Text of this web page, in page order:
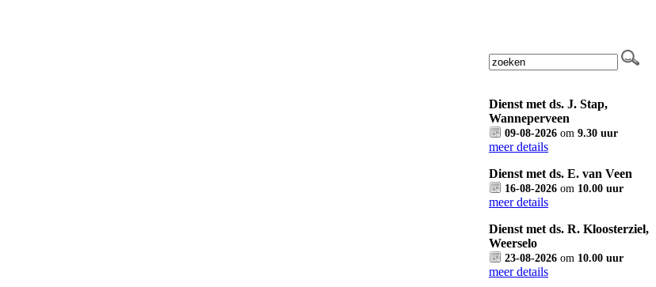
Dienst met ds. J. Stap,
Wanneperveen
09-08-2026 om 9.30 uur
meer details
Dienst met ds. E. van Veen
16-08-2026 om 10.00 uur
meer details
Dienst met ds. R. Kloosterziel,
Weerselo
23-08-2026 om 10.00 uur
meer details